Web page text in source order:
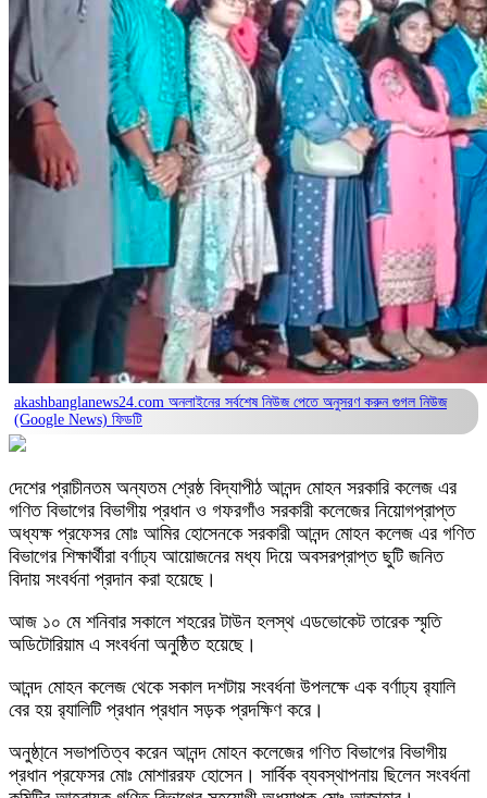
akashbanglanews24.com অনলাইনের সর্বশেষ নিউজ পেতে অনুসরণ করুন গুগল নিউজ
(Google News) ফিডটি
দেশের প্রাচীনতম অন্যতম শ্রেষ্ঠ বিদ্যাপীঠ আনন্দ মোহন সরকারি কলেজ এর
গণিত বিভাগের বিভাগীয় প্রধান ও গফরগাঁও সরকারী কলেজের নিয়োগপ্রাপ্ত
অধ্যক্ষ প্রফেসর মোঃ আমির হোসেনকে সরকারী আনন্দ মোহন কলেজ এর গণিত
বিভাগের শিক্ষার্থীরা বর্ণাঢ্য আয়োজনের মধ্য দিয়ে অবসরপ্রাপ্ত ছুটি জনিত
বিদায় সংবর্ধনা প্রদান করা হয়েছে।
আজ ১০ মে শনিবার সকালে শহরের টাউন হলস্থ এডভোকেট তারেক স্মৃতি
অডিটোরিয়াম এ সংবর্ধনা অনুষ্ঠিত হয়েছে।
আনন্দ মোহন কলেজ থেকে সকাল দশটায় সংবর্ধনা উপলক্ষে এক বর্ণাঢ্য র‌্যালি
বের হয় র‌্যালিটি প্রধান প্রধান সড়ক প্রদক্ষিণ করে।
অনুষ্ঠা্নে সভাপতিত্ব করেন আনন্দ মোহন কলেজের গণিত বিভাগের বিভাগীয়
প্রধান প্রফেসর মোঃ মোশাররফ হোসেন। সার্বিক ব্যবস্থাপনায় ছিলেন সংবর্ধনা